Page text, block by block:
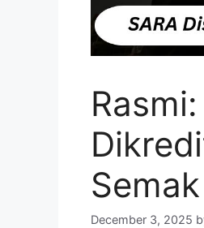
December 3, 2025